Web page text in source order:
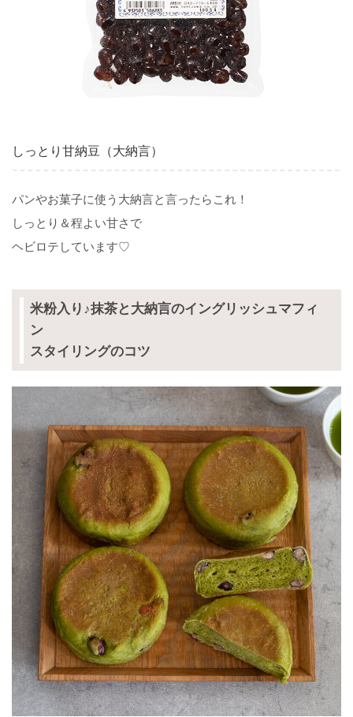
しっとり甘納豆（大納言）
パンやお菓子に使う大納言と言ったらこれ！
しっとり＆程よい甘さで
ヘビロテしています♡
米粉入り♪抹茶と大納言のイングリッシュマフィ
ン
スタイリングのコツ